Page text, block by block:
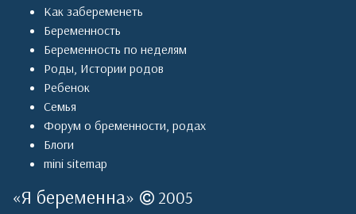
Как забеременеть
Беременность
Беременность по неделям
Роды, Истории родов
Ребенок
Семья
Форум о бременности, родах
Блоги
mini sitemap
«Я беременна» 2005